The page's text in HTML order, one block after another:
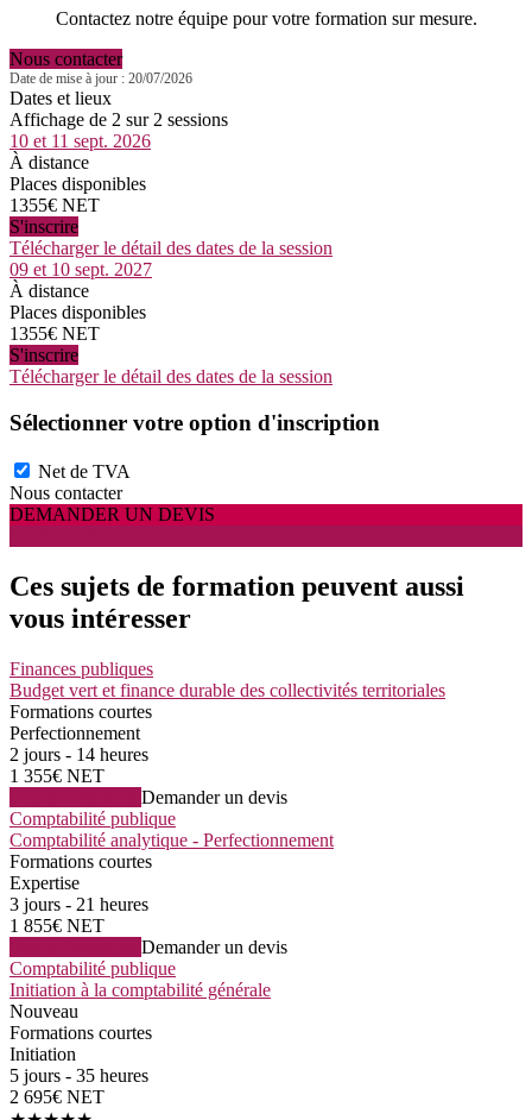
Contactez notre équipe pour votre formation sur mesure.
Nous contacter
Date de mise à jour : 20/07/2026
Dates et lieux
Affichage de 2 sur 2 sessions
10 et 11 sept. 2026
À distance
Places disponibles
1355€ NET
S'inscrire
Télécharger le détail des dates de la session
09 et 10 sept. 2027
À distance
Places disponibles
1355€ NET
S'inscrire
Télécharger le détail des dates de la session
Sélectionner votre option d'inscription
Net de TVA
Nous contacter
DEMANDER UN DEVIS
Ces sujets de formation peuvent aussi
vous intéresser
Finances publiques
Budget vert et finance durable des collectivités territoriales
Formations courtes
Perfectionnement
2 jours - 14 heures
1 355€ NET
Demander un devis
Comptabilité publique
Comptabilité analytique - Perfectionnement
Formations courtes
Expertise
3 jours - 21 heures
1 855€ NET
Demander un devis
Comptabilité publique
Initiation à la comptabilité générale
Nouveau
Formations courtes
Initiation
5 jours - 35 heures
2 695€ NET